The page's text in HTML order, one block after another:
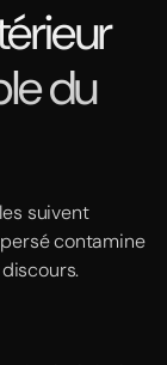
du
suivent
contamine